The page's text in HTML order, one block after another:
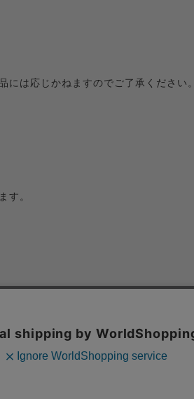
は応じかねますのでご了承ください。
す。